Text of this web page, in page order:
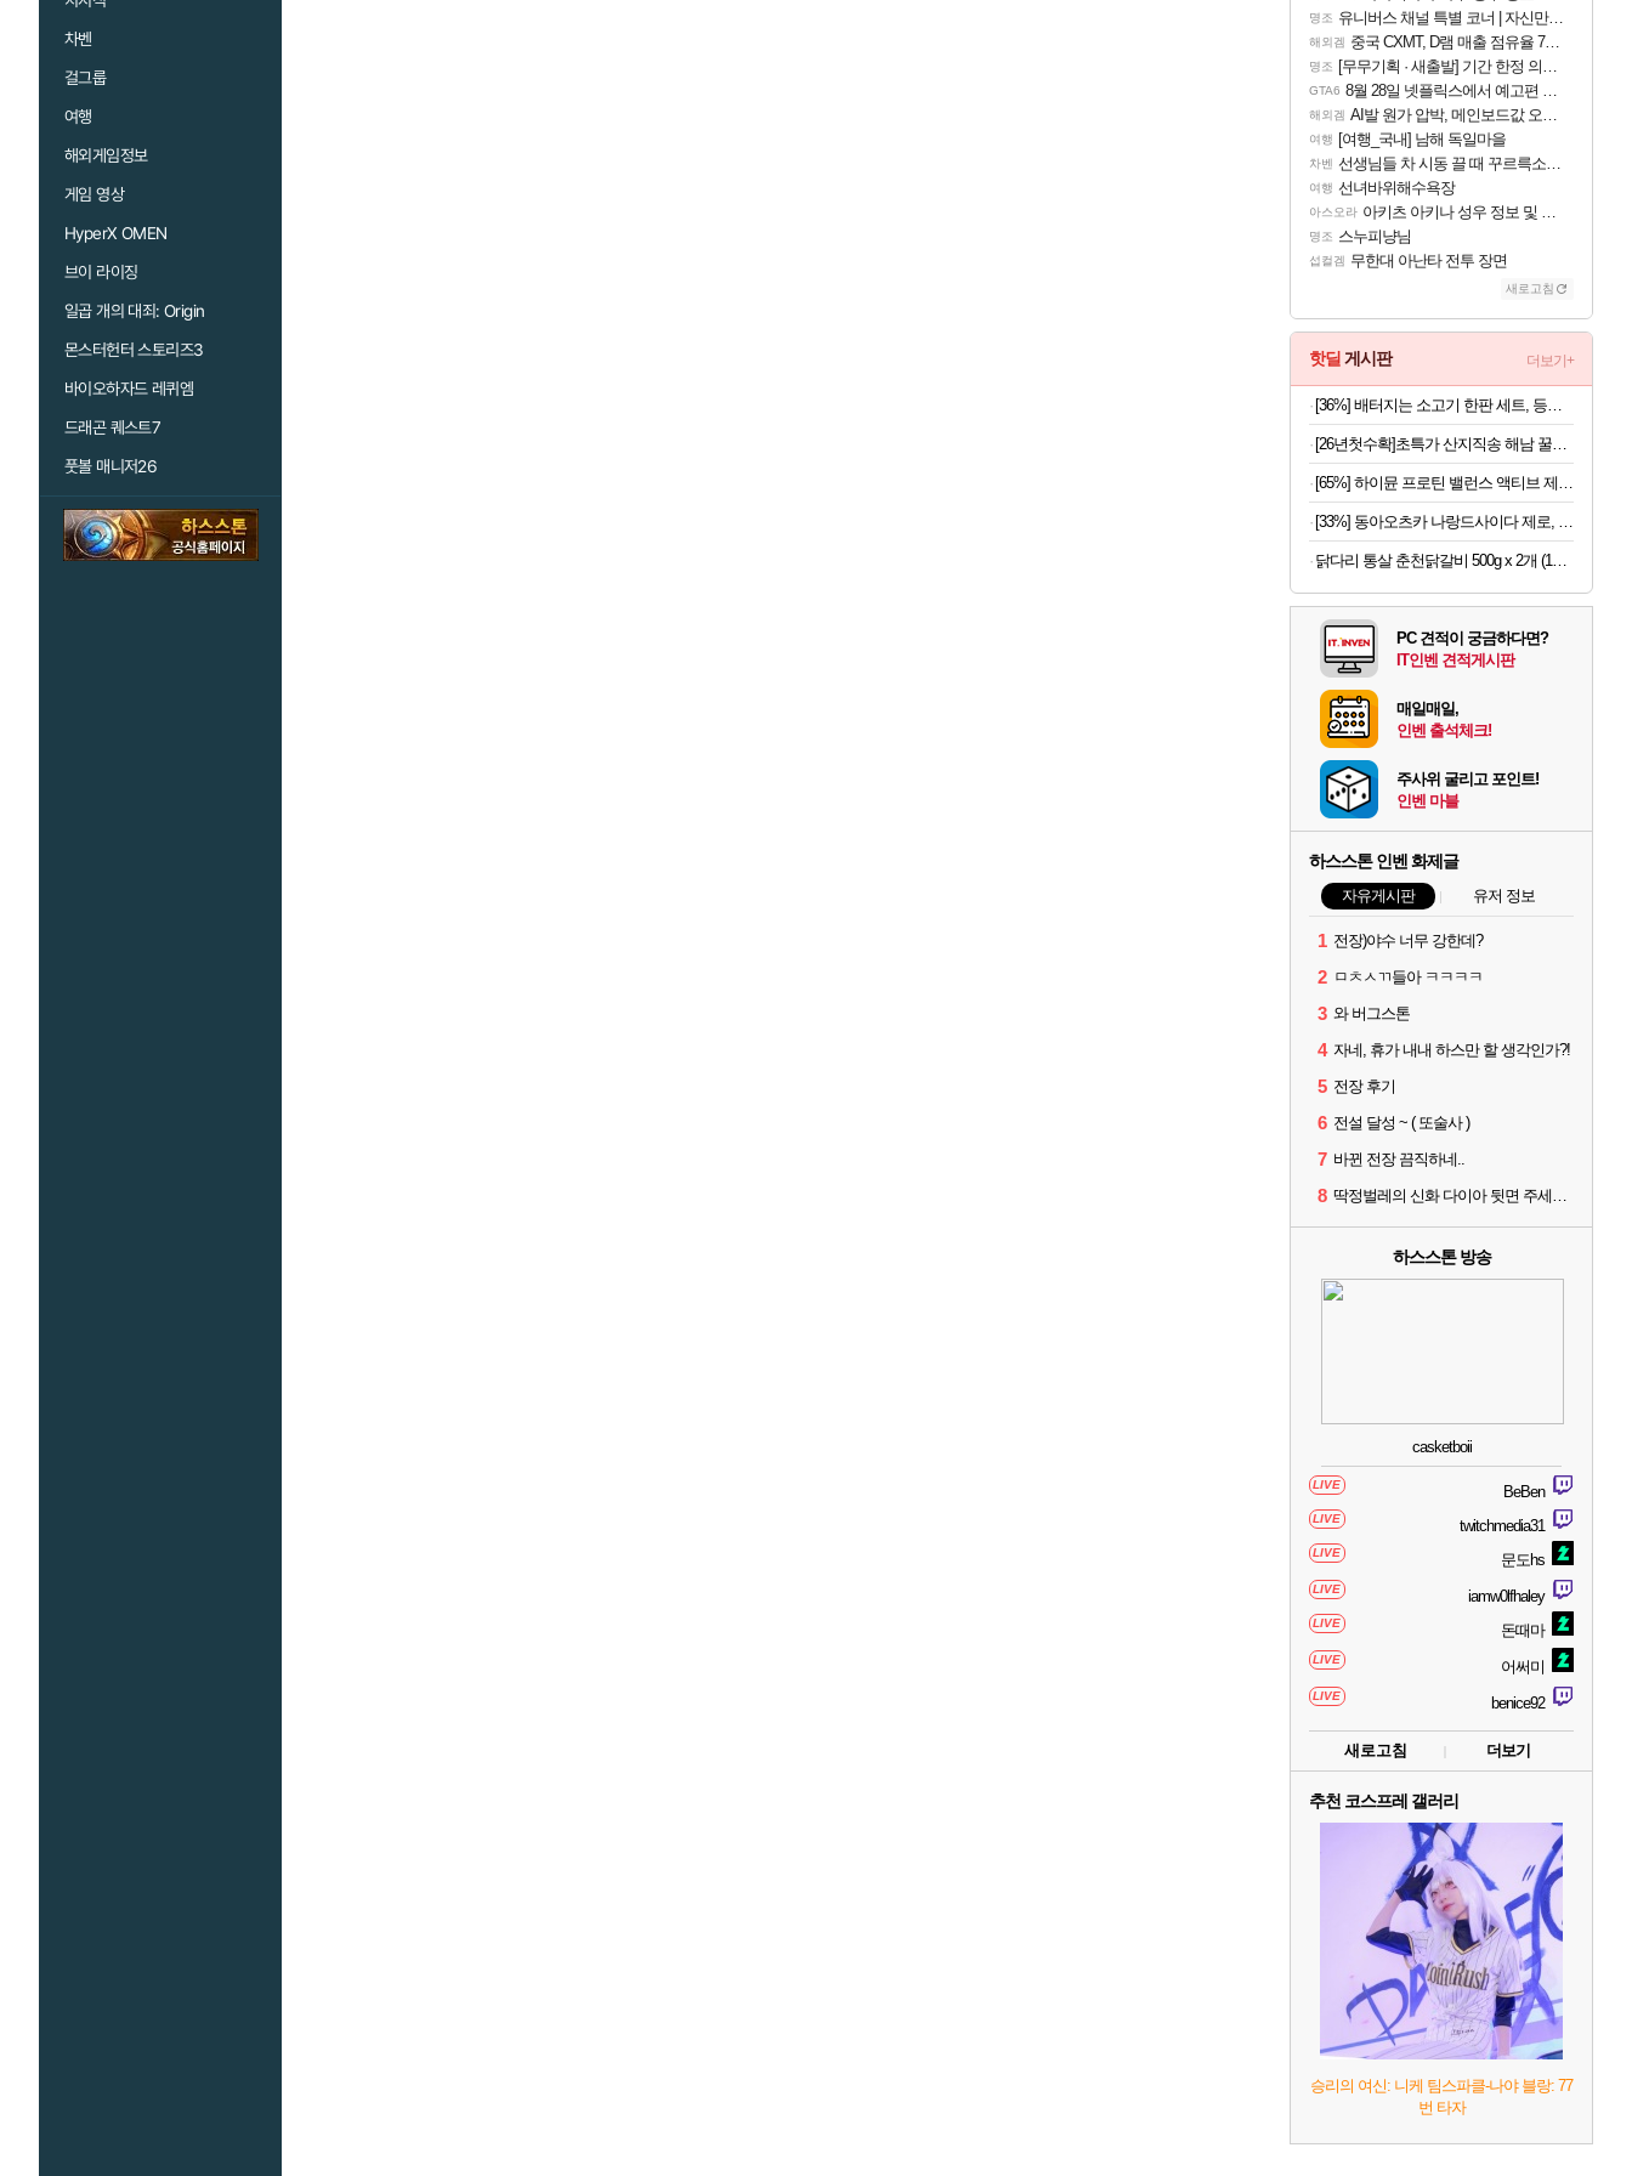
차벤
걸그룹
여행
해외게임정보
게임 영상
HyperX OMEN
브이 라이징
일곱 개의 대죄: Origin
몬스터헌터 스토리즈3
바이오하자드 레퀴엠
드래곤 퀘스트7
풋볼 매니저26
명조 유니버스 채널 특별 코너 | 자신만의 스타일
해외겜 중국 CXMT, D램 매출 점유율 7%…글로벌 4위로 부상
명조 [무무기획 · 새출발] 기간 한정 의뢰 이벤트
GTA6 8월 28일 넷플릭스에서 예고편 공개 예정
해외겜 AI발 원가 압박, 메인보드값 오르나
여행 [여행_국내] 남해 독일마을
차벤 선생님들 차 시동 끌 때 꾸르륵소리나는데
여행 선녀바위해수욕장
아스오라 아키츠 아키나 성우 정보 및 주요 필모
명조 스누피냥님
섭컬겜 무한대 아난타 전투 장면
새로고침
핫딜 게시판 더보기+
닭다리 통살 춘천닭갈비 500g x 2개 (1개당 6,950원)
PC 견적이 궁금하다면?
IT인벤 견적게시판
매일매일,
인벤 출석체크!
주사위 굴리고 포인트!
인벤 마블
하스스톤 인벤 화제글
자유게시판 유저 정보
1 전장)야수 너무 강한데?
2 ㅁㅊㅅㄲ들아 ㅋㅋㅋㅋ
3 와 버그스톤
4 자네, 휴가 내내 하스만 할 생각인가?!
5 전장 후기
6 전설 달성 ~ ( 또술사 )
7 바뀐 전장 끔직하네..
8 딱정벌레의 신화 다이아 뒷면 주세요 징징글
하스스톤 방송
casketboii
LIVE BeBen
LIVE twitchmedia31
LIVE 문도hs
LIVE iamw0lfhaley
LIVE 돈때마
LIVE 어써미
LIVE benice92
새로고침 더보기
추천 코스프레 갤러리
승리의 여신: 니케 팀스파클-나야 블랑: 77
번 타자